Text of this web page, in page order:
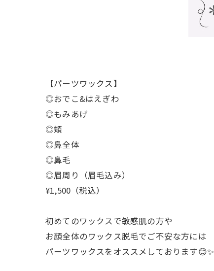
【パーツワックス】
◎おでこ&はえぎわ
◎もみあげ
◎頬
◎鼻全体
◎鼻毛
◎眉周り（眉毛込み）
¥1,500（税込）
初めてのワックスで敏感肌の方や
お顔全体のワックス脱毛でご不安な方には
パーツワックスをオススメしております😊✨